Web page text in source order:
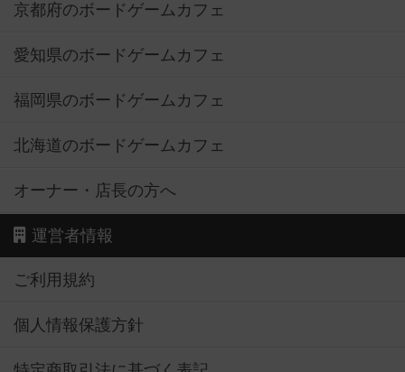
京都府のボードゲームカフェ
愛知県のボードゲームカフェ
福岡県のボードゲームカフェ
北海道のボードゲームカフェ
オーナー・店長の方へ
運営者情報
ご利用規約
個人情報保護方針